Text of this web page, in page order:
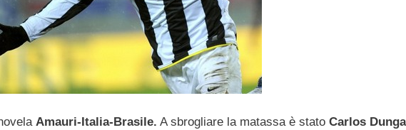
Amauri-Italia-Brasile. A sbrogliare la matassa è stato Carlos